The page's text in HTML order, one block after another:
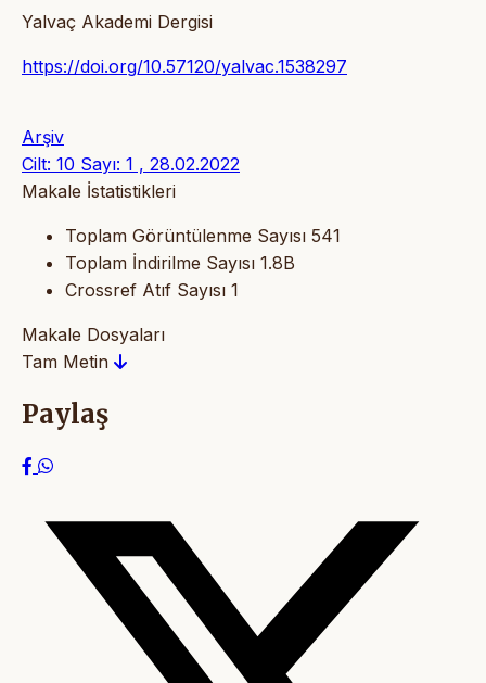
Yalvaç Akademi Dergisi
https://doi.org/10.57120/yalvac.1538297
Arşiv
Cilt: 10 Sayı: 1 , 28.02.2022
Makale İstatistikleri
Toplam Görüntülenme Sayısı 541
Toplam İndirilme Sayısı 1.8B
Crossref Atıf Sayısı 1
Makale Dosyaları
Tam Metin
Paylaş